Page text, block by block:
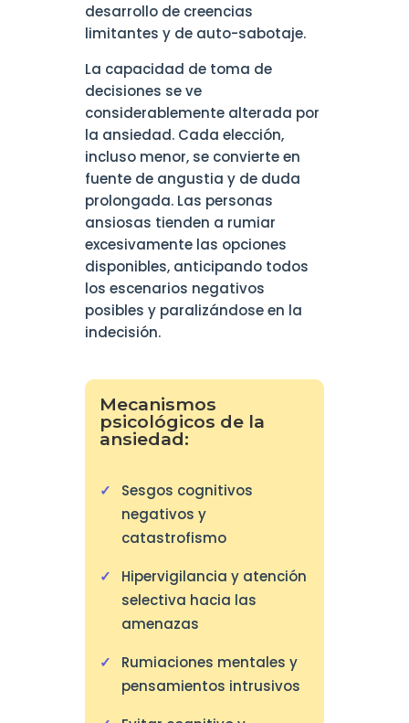
desarrollo de creencias
limitantes y de auto-sabotaje.
La capacidad de toma de
decisiones se ve
considerablemente alterada por
la ansiedad. Cada elección,
incluso menor, se convierte en
fuente de angustia y de duda
prolongada. Las personas
ansiosas tienden a rumiar
excesivamente las opciones
disponibles, anticipando todos
los escenarios negativos
posibles y paralizándose en la
indecisión.
Mecanismos
psicológicos de la
ansiedad:
Sesgos cognitivos
negativos y
catastrofismo
Hipervigilancia y atención
selectiva hacia las
amenazas
Rumiaciones mentales y
pensamientos intrusivos